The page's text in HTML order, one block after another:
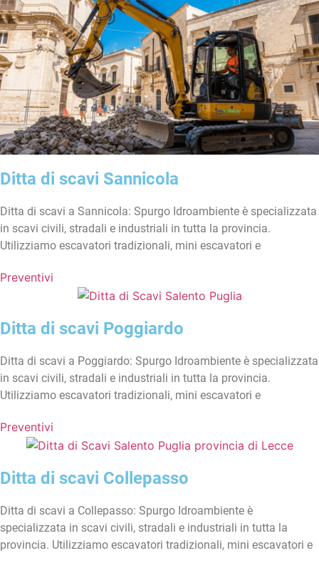
Ditta di scavi Sannicola
Ditta di scavi a Sannicola: Spurgo Idroambiente è specializzata
in scavi civili, stradali e industriali in tutta la provincia.
Utilizziamo escavatori tradizionali, mini escavatori e
Preventivi
Ditta di scavi Poggiardo
Ditta di scavi a Poggiardo: Spurgo Idroambiente è specializzata
in scavi civili, stradali e industriali in tutta la provincia.
Utilizziamo escavatori tradizionali, mini escavatori e
Preventivi
Ditta di scavi Collepasso
Ditta di scavi a Collepasso: Spurgo Idroambiente è
specializzata in scavi civili, stradali e industriali in tutta la
provincia. Utilizziamo escavatori tradizionali, mini escavatori e